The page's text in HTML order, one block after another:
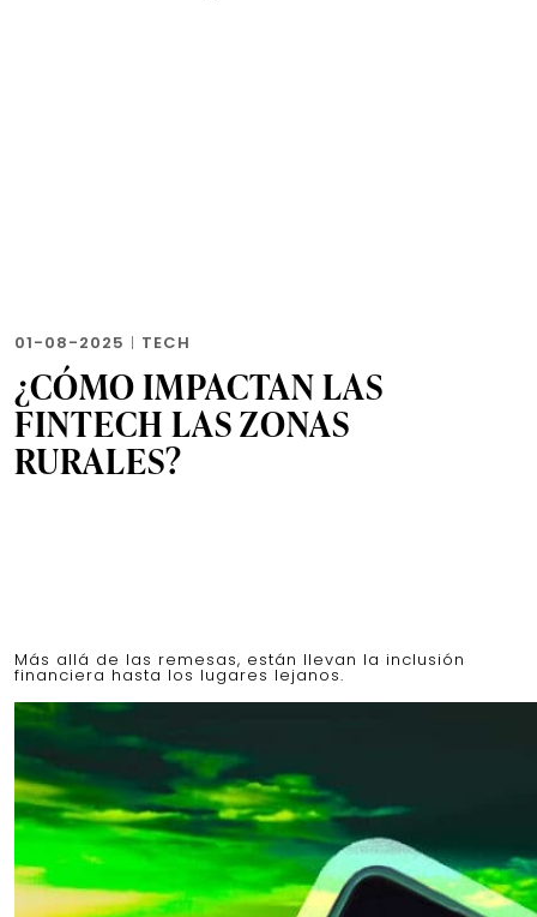
01-08-2025 | TECH
¿CÓMO IMPACTAN LAS
FINTECH LAS ZONAS
RURALES?
Más allá de las remesas, están llevan la inclusión
financiera hasta los lugares lejanos.